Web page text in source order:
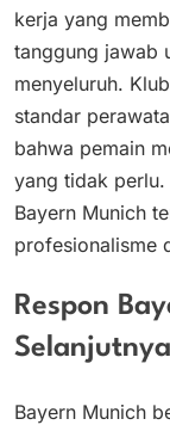
kerja yang
tanggung jawab
menyeluruh.
standar
bahwa pemain
yang tidak
Bayern Munich
profesionalisme
Respon
Selanjutnya
Bayern Munich